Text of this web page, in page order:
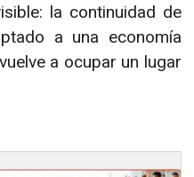
la continuidad de
a una economía
a ocupar un lugar